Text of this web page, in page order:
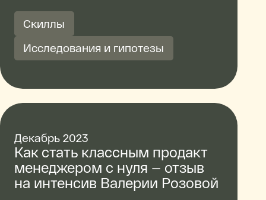
Скиллы
Исследования и гипотезы
Декабрь 2023
Как стать классным продакт
менеджером с нуля — отзыв
на интенсив Валерии Розовой